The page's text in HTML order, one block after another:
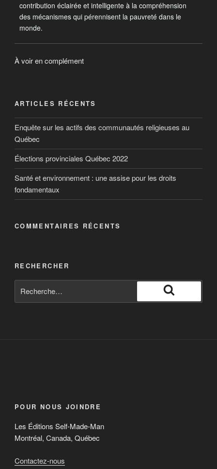
contribution éclairée et intelligente à la compréhension
des mécanismes qui pérennisent la pauvreté dans le
monde.
À voir en complément
ARTICLES RÉCENTS
Enquête sur les actifs des communautés religieuses au
Québec
Élections provinciales Québec 2022
Santé et environnement : une assise pour les droits
fondamentaux
COMMENTAIRES RÉCENTS
RECHERCHER
POUR NOUS JOINDRE
Les Éditions Self-Made-Man
Montréal, Canada, Québec
Contactez-nous